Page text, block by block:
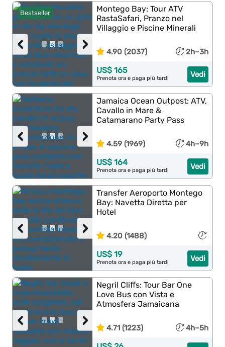
Bestseller
›
‹
Montego Bay: Tour ATV
RastaSafari, Pranzo nel
Villaggio e Piscine Minerali
4.90 (2037) 2h–3h
Vedi
US$ 165
Prenota ora e paga più tardi
›
‹
Jamaica Ocean Outpost: ATV,
Cavallo in Mare &
Catamarano Party Pass
4.59 (1969) 4h–9h
Vedi
US$ 164
Prenota ora e paga più tardi
›
‹
Transfer Aeroporto Montego
Bay: Navetta Diretta per
Hotel
4.20 (1488)
Vedi
US$ 19
Prenota ora e paga più tardi
›
‹
Negril Cliffs: Tour Bar One
Love Bus con Vista e
Atmosfera Jamaicana
4.71 (1223) 4h–5h